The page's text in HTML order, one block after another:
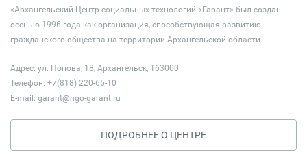
«Архангельский Центр социальных технологий «Гарант» был создан
осенью 1996 года как организация, способствующая развитию
гражданского общества на территории Архангельской области
Адрес: ул. Попова, 18, Архангельск, 163000
Телефон: +7(818) 220-65-10
E-mail: garant@ngo-garant.ru
ПОДРОБНЕЕ О ЦЕНТРЕ